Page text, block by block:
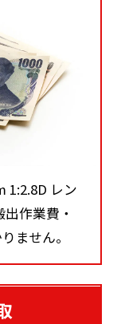
1:2.8D レン
作業費・
ません。